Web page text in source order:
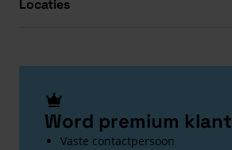
Locaties
Word premium klant
Vaste contactpersoon